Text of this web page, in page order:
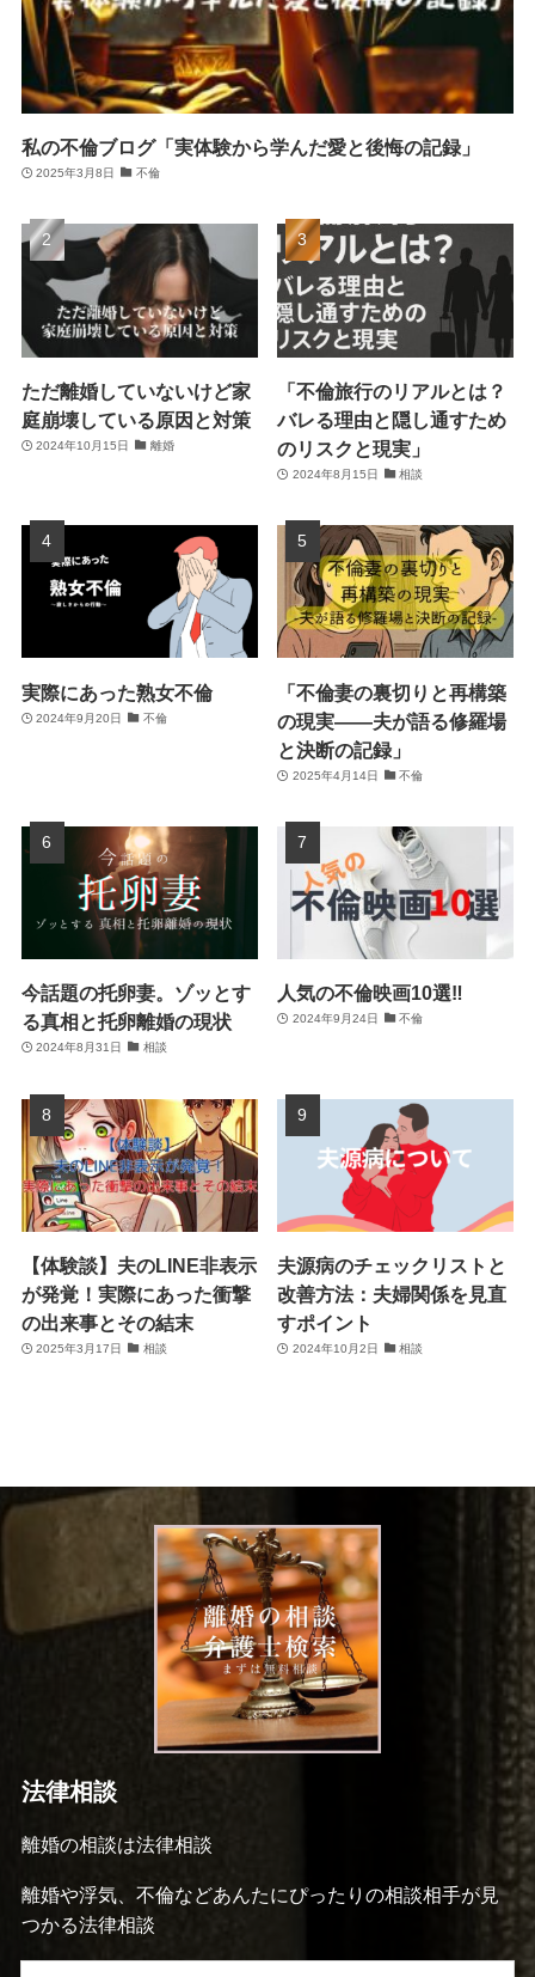
私の不倫ブログ「実体験から学んだ愛と後悔の記録」
2025年3月8日 不倫
ただ離婚していないけど家
庭崩壊している原因と対策
2024年10月15日 離婚
「不倫旅行のリアルとは？
バレる理由と隠し通すため
のリスクと現実」
2024年8月15日 相談
実際にあった熟女不倫
2024年9月20日 不倫
「不倫妻の裏切りと再構築
の現実――夫が語る修羅場
と決断の記録」
2025年4月14日 不倫
今話題の托卵妻。ゾッとす
る真相と托卵離婚の現状
2024年8月31日 相談
人気の不倫映画10選‼
2024年9月24日 不倫
【体験談】夫のLINE非表示
が発覚！実際にあった衝撃
の出来事とその結末
2025年3月17日 相談
夫源病のチェックリストと
改善方法：夫婦関係を見直
すポイント
2024年10月2日 相談
法律相談
離婚の相談は法律相談
離婚や浮気、不倫などあんたにぴったりの相談相手が見
つかる法律相談